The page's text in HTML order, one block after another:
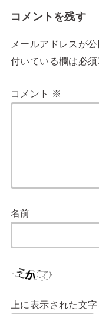
コメントを残す
メールアドレスが
付いている欄は必
コメント ※
名前
上に表示された文